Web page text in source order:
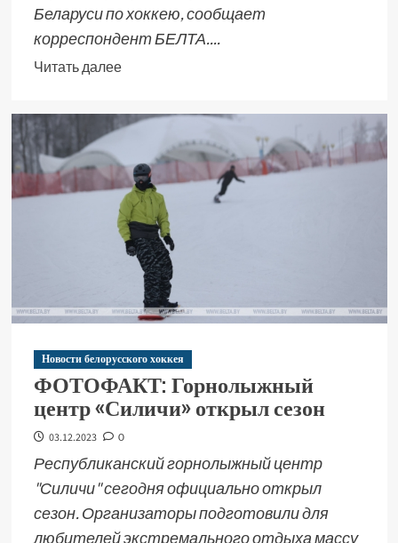
Беларуси по хоккею, сообщает
корреспондент БЕЛТА....
Читать далее
Новости белорусского хоккея
ФОТОФАКТ: Горнолыжный
центр «Силичи» открыл сезон
03.12.2023 0
Республиканский горнолыжный центр
"Силичи" сегодня официально открыл
сезон. Организаторы подготовили для
любителей экстремального отдыха массу